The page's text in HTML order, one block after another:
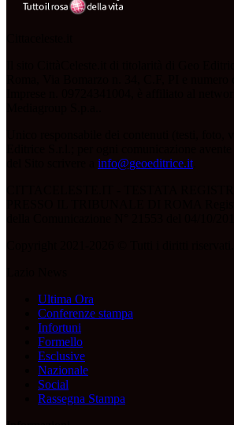
info@geoeditrice.it
Ultima Ora
Conferenze stampa
Infortuni
Formello
Esclusive
Nazionale
Social
Rassegna Stampa